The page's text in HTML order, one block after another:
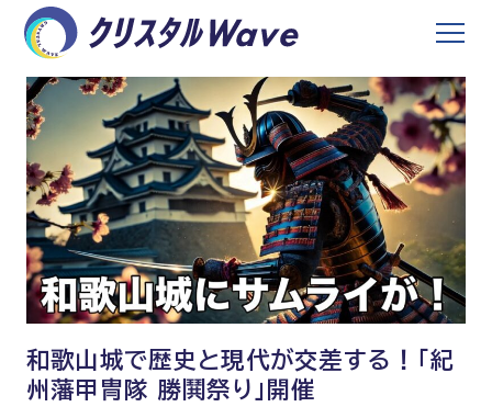
和歌山城で歴史と現代が交差する！「紀
州藩甲冑隊 勝鬨祭り」開催